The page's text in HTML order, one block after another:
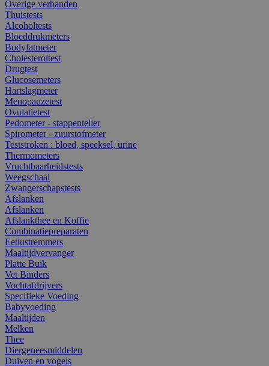
Overige verbanden
Thuistests
Alcoholtests
Bloeddrukmeters
Bodyfatmeter
Cholesteroltest
Drugtest
Glucosemeters
Hartslagmeter
Menopauzetest
Ovulatietest
Pedometer - stappenteller
Spirometer - zuurstofmeter
Teststroken : bloed, speeksel, urine
Thermometers
Vruchtbaarheidstests
Weegschaal
Zwangerschapstests
Afslanken
Afslanken
Afslankthee en Koffie
Combinatiepreparaten
Eetlustremmers
Maaltijdvervanger
Platte Buik
Vet Binders
Vochtafdrijvers
Specifieke Voeding
Babyvoeding
Maaltijden
Melken
Thee
Diergeneesmiddelen
Duiven en vogels